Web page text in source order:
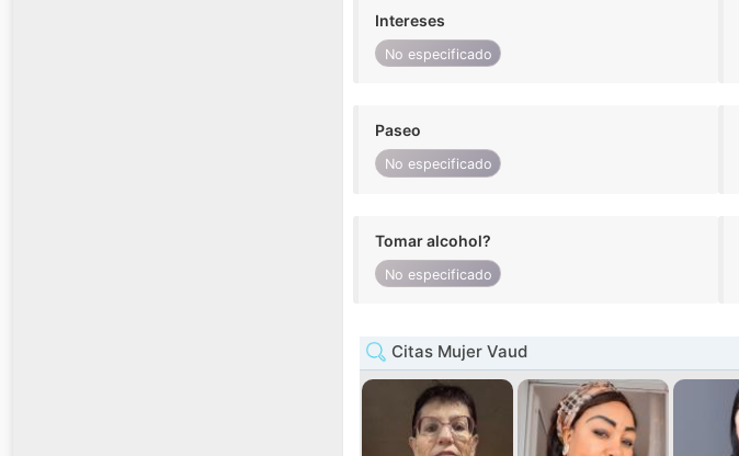
Intereses
No especificado
Paseo
No especificado
Tomar alcohol?
No especificado
Citas Mujer Vaud